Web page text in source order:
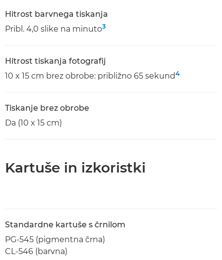
Hitrost barvnega tiskanja
Pribl. 4,0 slike na minuto3
Hitrost tiskanja fotografij
10 x 15 cm brez obrobe: približno 65 sekund4
Tiskanje brez obrobe
Da (10 x 15 cm)
Kartuše in izkoristki
Standardne kartuše s črnilom
PG-545 (pigmentna črna)
CL-546 (barvna)